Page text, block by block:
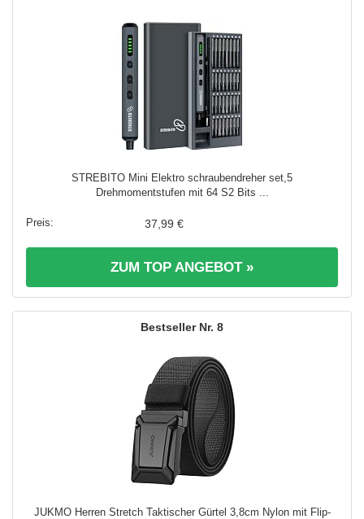
STREBITO Mini Elektro schraubendreher set,5
Drehmomentstufen mit 64 S2 Bits ...
37,99 €
ZUM TOP ANGEBOT »
8
JUKMO Herren Stretch Taktischer Gürtel 3,8cm Nylon mit Flip-